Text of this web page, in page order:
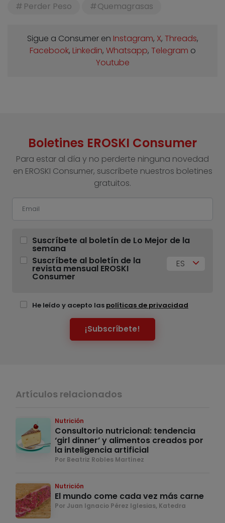
Perder Peso
Quemagrasas
Sigue a Consumer en Instagram, X, Threads,
Facebook, Linkedin, Whatsapp, Telegram o
Youtube
Boletines EROSKI Consumer
Para estar al día y no perderte ninguna novedad
en EROSKI Consumer, suscríbete nuestros boletines
gratuitos.
Suscríbete al boletín de Lo Mejor de la
semana
Suscríbete al boletín de la
revista mensual EROSKI
Consumer
ES
He leído y acepto las políticas de privacidad
¡Subscríbete!
Artículos relacionados
Nutrición
Consultorio nutricional: tendencia
‘girl dinner’ y alimentos creados por
la inteligencia artificial
Por Beatriz Robles Martínez
Nutrición
El mundo come cada vez más carne
Por Juan Ignacio Pérez Iglesias, Katedra